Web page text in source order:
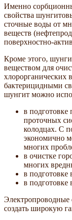
Именно
свойства
сточные воды от
веществ
поверхностно-
Кроме этого,
веществом для
хлорорганических
бактерицидными
шунгит можно
в подготовке
проточных
колодцах. С
экономично
многих
в очистке
многих
в подготовке
в
Электропроводные
создать широкую